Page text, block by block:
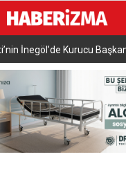
Kurucu Başkanı Erkan